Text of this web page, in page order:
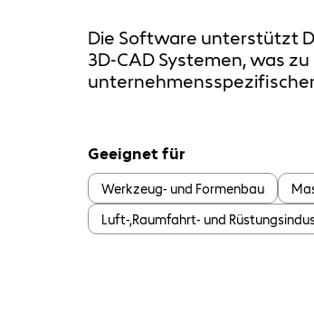
Die Software unterstützt
3D-CAD Systemen, was
Geeignet für
Werkzeug- und Formenbau
Luft-,Raumfahrt- und